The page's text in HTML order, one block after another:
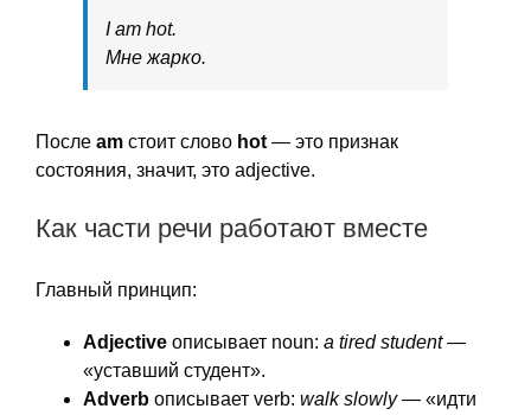
I am hot.
Мне жарко.
После am стоит слово hot — это признак
состояния, значит, это adjective.
Как части речи работают вместе
Главный принцип:
Adjective описывает noun: a tired student—
«уставший студент».
Adverb описывает verb: walk slowly— «идти